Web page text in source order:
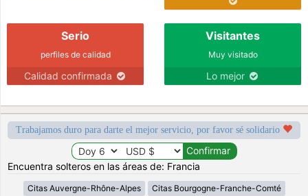
Serio
perfiles de calidad
Calidad confirmada
Visitantes
Muy visitado
Lo mejor
Trabajamos duro para darte el mejor servicio, por favor sé solidario
Encuentra solteros en las áreas de: Francia
Citas Auvergne-Rhône-Alpes Citas Bourgogne-Franche-Comté